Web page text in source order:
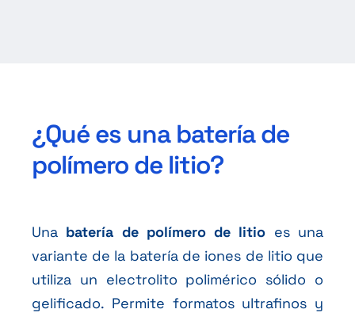
¿Qué es una batería de
polímero de litio?
Una batería de polímero de litio es una
variante de la batería de iones de litio que
utiliza un electrolito polimérico sólido o
gelificado. Permite formatos ultrafinos y